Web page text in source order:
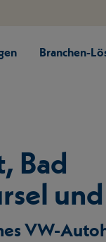
Branchen-
Bad
VW-